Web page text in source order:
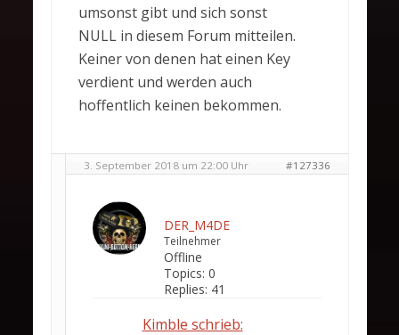
umsonst gibt und sich sonst
NULL in diesem Forum mitteilen.
Keiner von denen hat einen Key
verdient und werden auch
hoffentlich keinen bekommen.
3. September 2018 um 22:00 Uhr #127336
DER_M4DE
Teilnehmer
Offline
Topics: 0
Replies: 41
Kimble schrieb: